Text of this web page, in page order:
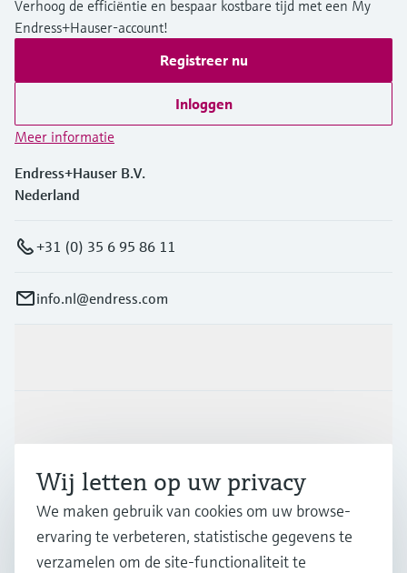
Verhoog de efficiëntie en bespaar kostbare tijd met een My
Endress+Hauser-account!
Registreer nu
Inloggen
Meer informatie
Endress+Hauser B.V.
Nederland
+31 (0) 35 6 95 86 11
info.nl@endress.com
Support
Bedrijf
Wij letten op uw privacy
We maken gebruik van cookies om uw browse-
ervaring te verbeteren, statistische gegevens te
verzamelen om de site-functionaliteit te